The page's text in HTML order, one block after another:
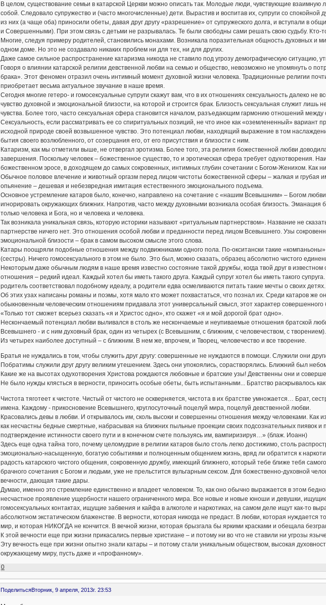
В целом, существование семьи в катарской Церкви можно описать так. Молодые люди, чувствующие взаимную
собой. Следовало супружество и (часто многочисленные) дети. Вырастив и воспитав их, супруги со
из них (а чаще оба) приносили обеты, давая друг другу «разрешение» от супружеского долга, и вступали в
и Совершенными). При этом связь с детьми не разрывалась. Те были свободны сами решать свою судьбу. Кто-
Многие, следуя примеру родителей, становились монахами. Возникала поразительная общность духовных и
одном доме. Но это не создавало никаких проблем ни для тех, ни для других.
Даже самое сильное распространение катаризма никогда не ставило под угрозу демографическую ситуацию,
Говоря о влиянии катарской религии девственной любви на семью и общество, невозможно не упомянуть о
брака». Этот феномен отразил очень интимный момент духовной жизни человека. Традиционные религии
приобретает весьма актуальное звучание в наше время.
Сегодня многие гетеро- и гомосексуальные супруги скажут вам, что в их отношениях сексуальность далеко не
чувство духовной и эмоциональной близости, на которой и строится брак. Близость сексуальная служит лишь
чувства. Более того, часто сексуальная сфера становится началом, разъедающим гармонию отношений между
Сексуальность, если рассматривать ее со спиритуальных позиций, не что иное как «оземлененный» вариант
исходной природе своей возвышенное чувство. Это потенциал любви, находящий выражение в том
бытия своего возлюбленного, от созерцания его, от его присутствия и близости с ним.
Катаризм, как мы отметили выше, не отвергал эротизма. Более того, эта религия божественной любви
завершения. Поскольку человек – божественное существо, то и эротическая сфера требует одухотворения.
божественном эросе, в доходящем до самых сокровенных, интимных глубин сочетании с Богом-Женихом. Как
Обычное половое влечение и животный оргазм перед лицом чистоты божественной сферы – жалкая и грубая
опьянение – дешевая и небезвредная имитация естественного эмоционального подъема.
Основное устремление катаров было, конечно, направлено на сочетание с «нашим Всевышним» – Богом
игнорировать окружающих ближних. Напротив, часто между духовными возникала особая близость. Эманация
только человека и Бога, но и человека и человека.
Так возникала уникальная связь, которую историки называют «ритуальным партнерством». Название не
партнерстве ничего нет. Это отношения особой любви и преданности перед лицом Всевышнего. Узы
эмоциональной близости – брак в самом высоком смысле этого слова.
Катары поощряли подобные отношения между подвижниками одного пола. По-окситански такие
(сестры). Ничего гомосексуального в этом не было. Это был, можно сказать, образец абсолютно чистого
Некоторым даже обычным людям в наше время известно состояние такой дружбы, когда твой друг в известном
отношения – редкий идеал. Каждый хотел бы иметь такого друга. Каждый супруг хотел бы иметь такого
родитель соответствовал подобному идеалу, а родители едва осмеливаются питать такие мечты о своих детях.
Об этих узах написаны романы и поэмы, хотя мало кто может похвастаться, что познал их. Среди катаров же
обыкновенным человеческим отношениям придавала этот универсальный смысл, этот характер совершенного
«Только тот сможет всерьез сказать «я и Христос одно», кто скажет «я и мой дорогой брат одно».
Нескончаемый потенциал любви выливался в столь же нескончаемые и неупиваемые отношения братской
Всевышнего - и с ним духовный брак, один из четырех (с Всевышним, с ближним, с человечеством, с творением).
Из четырех наиболее доступный – с ближним. В нем же, впрочем, и Творец, человечество и все творение.
Братья не нуждались в том, чтобы служить друг другу: совершенные не нуждаются в помощи. Служили они
Побратимы служили друг другу великим утешением. Здесь они упокоялись, сорастворялись. Ближний был
Какие же на высотах одухотворения Христова рождаются любовные и братские узы! Девственны они и
Не было нужды клясться в верности, приносить особые обеты, быть испытанными... Братство раскрывалось
Чистота тяготеет к чистоте. Чистый от чистого не оскверняется, чистота в их братстве умножается… Брат,
имена. Каждому - прикосновение Всевышнего, круглосуточный поцелуй мира, поцелуй девственной любви.
Красовались девы в любви. И открывалось им, сколь высоки и совершенны отношения между человеками. Как
как несчастны бедные смертные, набрасывая на ближних пыльные проекции своих подсознательных пиявок
подтверждение истинности своего пути и в конечном счете пользуясь им, вампиризируя…» (блаж. Иоанн)
Здесь еще одна тайна того, почему целомудрие в религии катаров было столь легко достижимо, столь
эмоционально-насыщенную, богатую событиями и полноценным общением жизнь, вряд ли обратится к
радость катарского чистого общения, сокровенную дружбу, имеющий ближнего, который тебе ближе тебя
брачного сочетания с Богом и людьми, уже не прельстится вульгарным сексом. Для божественно-духовной
вечности, дающая такие дары.
Думаю, именно это стремление единственно и владеет человеком. То, как оно обычно выражается в этом
несчастное проявление ущербности нашего ограниченного мира. Все новые и новые юноши и девушки,
гомосексуальных контактах, ищущие забвения и кайфа в алкоголе и наркотиках, на самом деле ищут как-то
абсолютном экстатическом блаженстве. В верности, которая никогда не предаст. В любви, которая нуждается
мир, и которая НИКОГДА не кончится. В вечной жизни, которая брызгала бы яркими красками и обещала
К этой вечности еще при жизни прикасались первые христиане – и потому ни во что не ставили ни угрозы
Эту вечность еще при жизни опытно знали катары – и потому стали уникальным обществом, высокая
окружающему миру, пусть даже и «профанному».
0
ПоделитьсяВторник, 9 апреля, 2013г. 23:53